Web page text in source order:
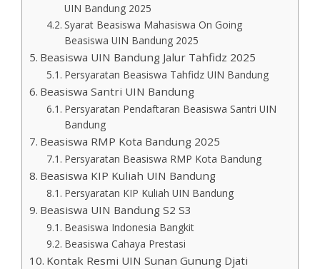
UIN Bandung 2025
Syarat Beasiswa Mahasiswa On Going
Beasiswa UIN Bandung 2025
Beasiswa UIN Bandung Jalur Tahfidz 2025
Persyaratan Beasiswa Tahfidz UIN Bandung
Beasiswa Santri UIN Bandung
Persyaratan Pendaftaran Beasiswa Santri UIN
Bandung
Beasiswa RMP Kota Bandung 2025
Persyaratan Beasiswa RMP Kota Bandung
Beasiswa KIP Kuliah UIN Bandung
Persyaratan KIP Kuliah UIN Bandung
Beasiswa UIN Bandung S2 S3
Beasiswa Indonesia Bangkit
Beasiswa Cahaya Prestasi
Kontak Resmi UIN Sunan Gunung Djati